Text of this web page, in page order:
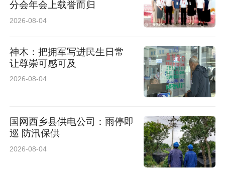
分会年会上载誉而归
2026-08-04
神木：把拥军写进民生日常
让尊崇可感可及
2026-08-04
国网西乡县供电公司：雨停即
巡 防汛保供
2026-08-04